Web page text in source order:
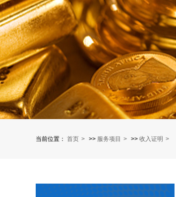
当前位置： 首页 >> 服务项目 >> 收入证明